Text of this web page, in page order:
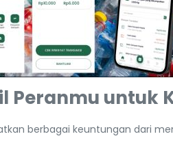
Peranmu untuk
berbagai keuntungan dari